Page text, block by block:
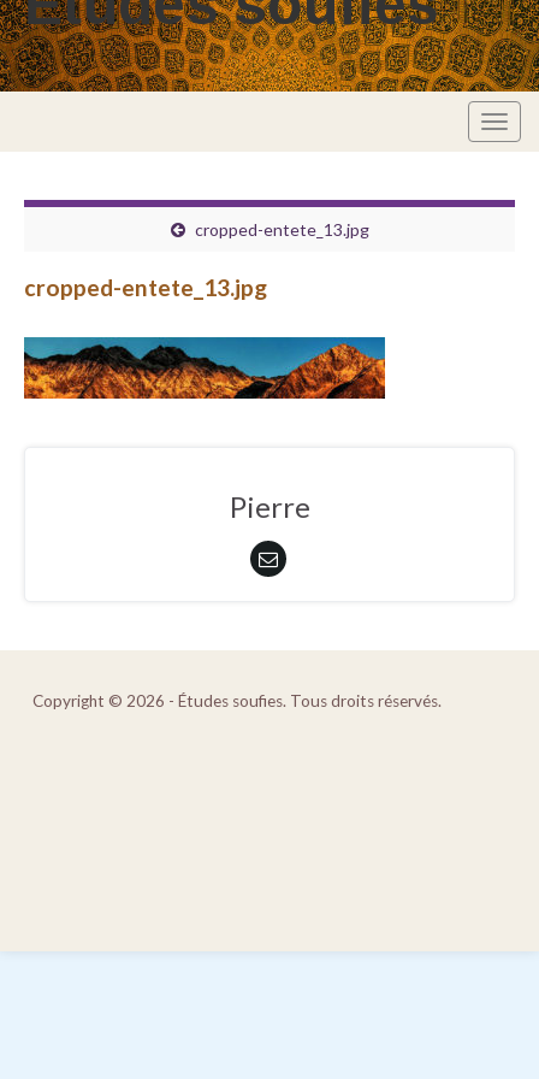
cropped-entete_13.jpg
cropped-entete_13.jpg
Pierre
Copyright © 2026 - Études soufies. Tous droits réservés.